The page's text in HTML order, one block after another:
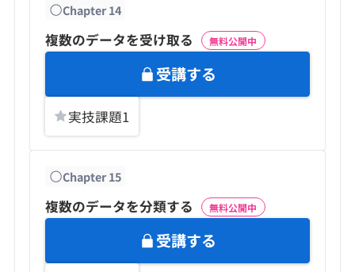
Chapter14
複数のデータを受け取る 無料公開中
受講する
実技課題1
Chapter15
複数のデータを分類する 無料公開中
受講する